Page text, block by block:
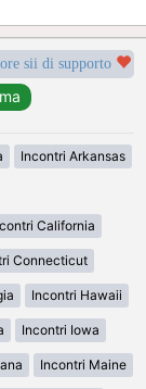
sii di supporto
Incontri Arkansas
California
Connecticut
Incontri Hawaii
Incontri Iowa
Incontri Maine